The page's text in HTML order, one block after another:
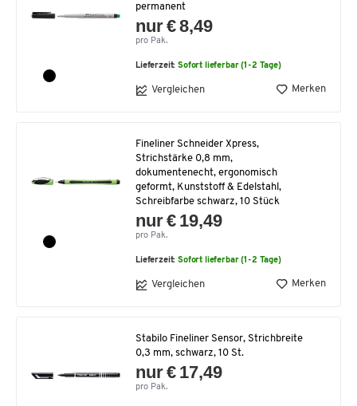
permanent
nur € 8,49
pro Pak.
Lieferzeit:Sofort lieferbar (1-2 Tage)
Vergleichen Merken
Fineliner Schneider Xpress,
Strichstärke 0,8 mm,
dokumentenecht, ergonomisch
geformt, Kunststoff & Edelstahl,
Schreibfarbe schwarz, 10 Stück
nur € 19,49
pro Pak.
Lieferzeit:Sofort lieferbar (1-2 Tage)
Vergleichen Merken
Stabilo Fineliner Sensor, Strichbreite
0,3 mm, schwarz, 10 St.
nur € 17,49
pro Pak.